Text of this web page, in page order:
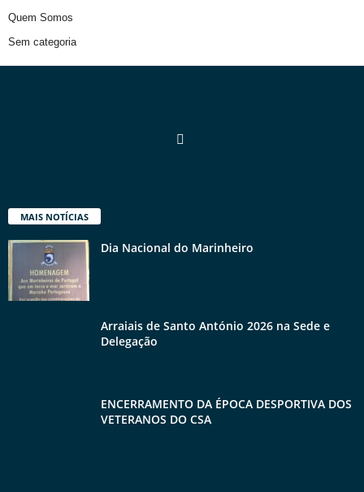
Quem Somos
Sem categoria
MAIS NOTÍCIAS
Dia Nacional do Marinheiro
Arraiais de Santo António 2026 na Sede e
Delegação
ENCERRAMENTO DA ÉPOCA DESPORTIVA DOS
VETERANOS DO CSA